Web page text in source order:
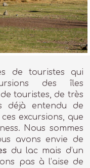
de touristes qui
des îles
touristes, de très
déjà entendu de
excursions, que
Nous sommes
avons envie de
du lac mais d’un
pas à l’aise de